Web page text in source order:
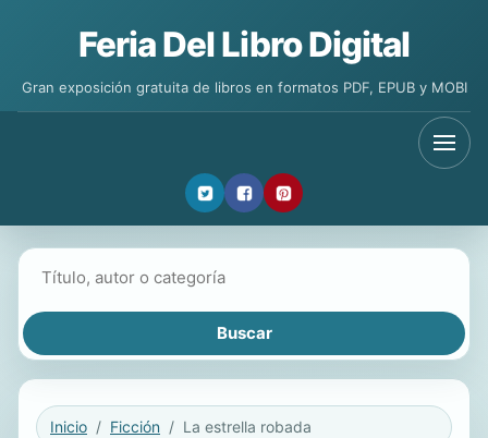
Feria Del Libro Digital
Gran exposición gratuita de libros en formatos PDF, EPUB y MOBI
Inicio Ficción La estrella robada